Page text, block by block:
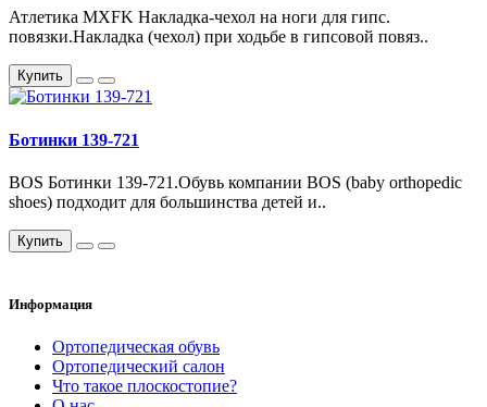
Атлетика MXFK Накладка-чехол на ноги для гипс.
повязки.Накладка (чехол) при ходьбе в гипсовой повяз..
Купить
Ботинки 139-721
BOS Ботинки 139-721.Обувь компании BOS (baby orthopedic
shoes) подходит для большинства детей и..
Купить
Информация
Ортопедическая обувь
Ортопедический салон
Что такое плоскостопие?